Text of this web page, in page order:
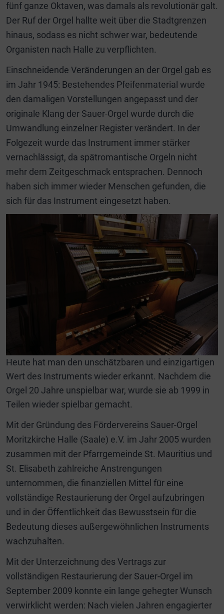
fünf ganze Oktaven, was damals als revolutionär galt.
Der Ruf der Orgel hallte weit über die Stadtgrenzen
hinaus, sodass es nicht schwer war, bedeutende
Organisten nach Halle zu verpflichten.
Einschneidende Veränderungen an der Orgel gab es
im Jahr 1945: Bestehendes Pfeifenmaterial wurde
den damaligen Vorstellungen angepasst und der
originale Klang der Sauer-Orgel wurde durch die
Umwandlung einzelner Register verändert. In der
Folgezeit wurde das Instrument immer stärker
vernachlässigt, da spätromantische Orgeln nicht
mehr dem Zeitgeschmack entsprachen. Dennoch
haben sich immer wieder Menschen gefunden, die
sich für das Instrument eingesetzt haben.
Heute hat man den unschätzbaren und einzigartigen
Wert des Instruments wieder erkannt. Nachdem die
Orgel 20 Jahre unspielbar war, wurde sie ab 1999 in
Teilen wieder spielbar gemacht.
Mit der Gründung des Fördervereins Sauer-Orgel
Moritzkirche Halle (Saale) e.V. im Jahr 2005 wurden
zusammen mit der Pfarrgemeinde St. Mauritius und
St. Elisabeth zahlreiche Anstrengungen
unternommen, die finanziellen Mittel für eine
vollständige Restaurierung der Orgel aufzubringen
und in der Öffentlichkeit das Bewusstsein für die
Bedeutung dieses außergewöhnlichen Instruments
wachzuhalten.
Mit der Unterzeichnung des Vertrags zur
vollständigen Restaurierung der Sauer-Orgel im
September 2009 konnte ein lange gehegter Wunsch
verwirklicht werden: Nach vielen Jahren engagierter